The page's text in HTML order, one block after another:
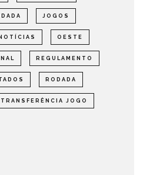
JOGOS
NOTÍCIAS OESTE
REGULAMENTO
RODADA
TRANSFERÊNCIA JOGO